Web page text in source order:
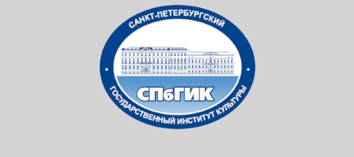
Перейти к основному содержанию